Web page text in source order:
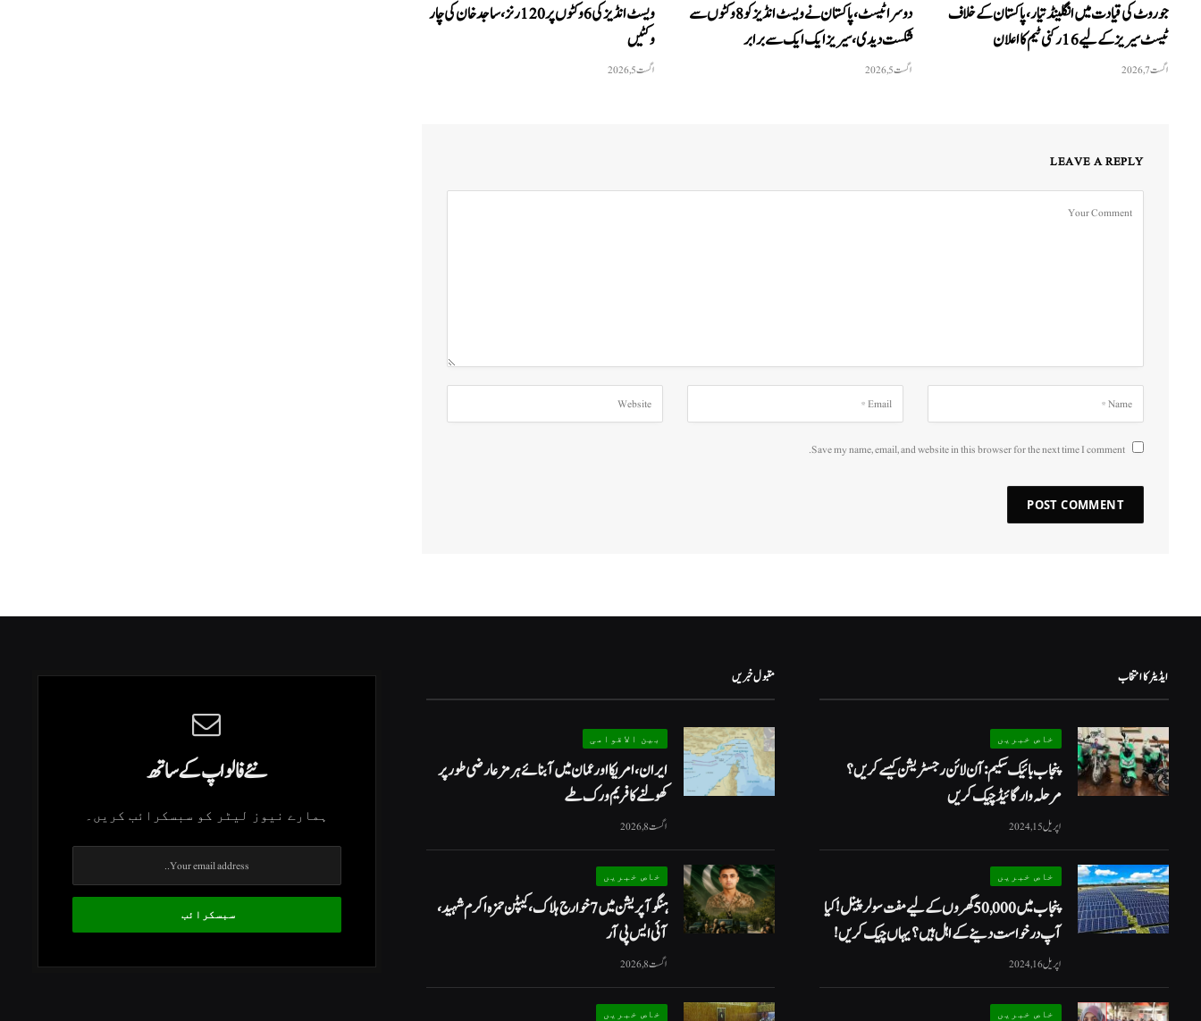
جو روٹ کی قیادت میں انگلینڈ تیار، پاکستان کے خلاف
ٹیسٹ سیریز کے لیے 16 رکنی ٹیم کا اعلان
اگست 7, 2026
دوسرا ٹیسٹ، پاکستان نے ویسٹ انڈیز کو 8 وکٹوں سے
شکست دیدی، سیریز ایک ایک سے برابر
اگست 5, 2026
ویسٹ انڈیز کی 6 وکٹوں پر 120 رنز، ساجد خان کی چار
وکٹیں
اگست 5, 2026
LEAVE A REPLY
Save my name, email, and website in this browser for the next time I comment.
ایڈیٹر کا انتخاب
خاص خبریں
پنجاب بائیک سکیم: آن لائن رجسٹریشن کیسے کریں؟
مرحلہ وار گائیڈ چیک کریں
اپریل 15, 2024
خاص خبریں
پنجاب میں 50,000 گھروں کے لیے مفت سولر پینل! کیا
آپ درخواست دینے کے اہل ہیں؟ یہاں چیک کریں!
اپریل 16, 2024
خاص خبریں
مقبول خبریں
بین الاقوامی
ایران، امریکا اور عمان میں آبنائے ہرمز عارضی طور پر
کھولنے کا فریم ورک طے
اگست 8, 2026
خاص خبریں
ہنگو آپریشن میں 7 خوارج ہلاک، کیپٹن حمزہ اکرم شہید،
آئی ایس پی آر
اگست 8, 2026
خاص خبریں
نئے فالو اپ کے ساتھ
ہمارے نیوز لیٹر کو سبسکرائب کریں۔